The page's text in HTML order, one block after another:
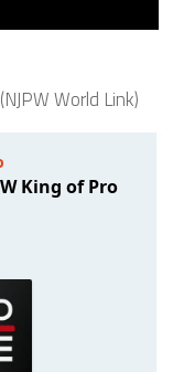
(NJPW World Link)